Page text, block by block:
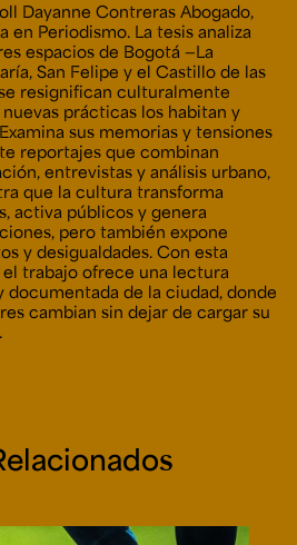
Dayanne Contreras Abogado,
en Periodismo. La tesis analiza
espacios de Bogotá —La
San Felipe y el Castillo de las
resignifican culturalmente
prácticas los habitan y
sus memorias y tensiones
reportajes que combinan
entrevistas y análisis urbano,
que la cultura transforma
activa públicos y genera
pero también expone
y desigualdades. Con esta
trabajo ofrece una lectura
documentada de la ciudad, donde
cambian sin dejar de cargar su